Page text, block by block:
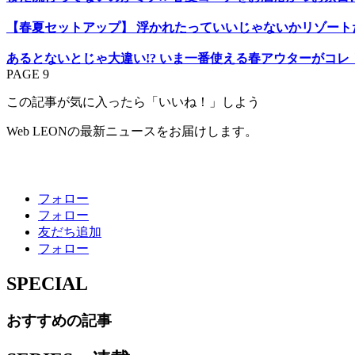
【春夏セットアップ】 浮かれたっていいじゃないかリゾート
あるとないとじゃ大違い!? いま一番使える春アウターがコレ
PAGE 9
この記事が気に入ったら「いいね！」しよう
Web LEONの最新ニュースをお届けします。
フォロー
フォロー
友だち追加
フォロー
SPECIAL
おすすめの記事